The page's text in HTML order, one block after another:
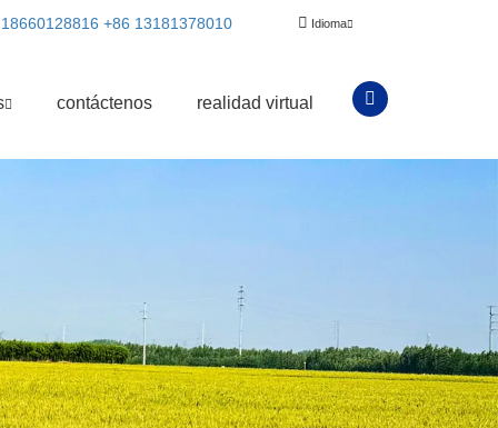
+86 13181378010 Idioma
contáctenos realidad virtual